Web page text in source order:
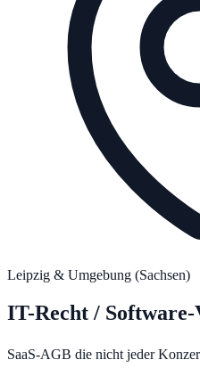
Leipzig & Umgebung (Sachsen)
IT-Recht /
SaaS-AGB die nicht jeder